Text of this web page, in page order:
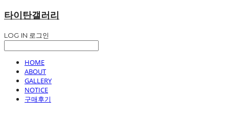
타이탄갤러리
LOG IN 로그인
HOME
ABOUT
GALLERY
NOTICE
구매후기